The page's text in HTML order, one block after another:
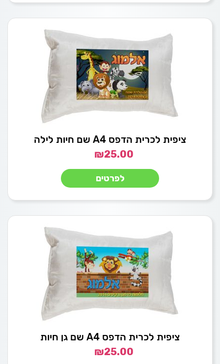
ציפית לכרית הדפס A4 שם חיות לילה
₪25.00
לפרטים
ציפית לכרית הדפס A4 שם גן חיות
₪25.00